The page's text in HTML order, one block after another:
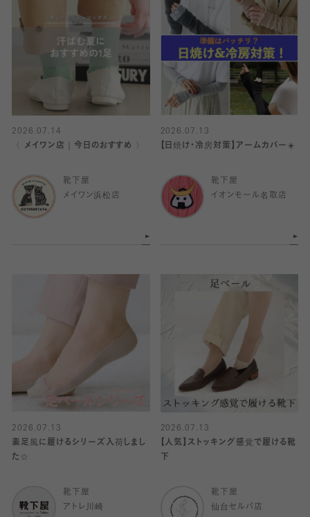
2026.07.14
〈 メイワン店｜今日のおすすめ 〉
靴下屋
メイワン浜松店
2026.07.13
【日焼け・冷房対策】アームカバー☀️
靴下屋
イオンモール名取店
2026.07.13
素足風に履けるシリーズ入荷しまし
た☆
靴下屋
アトレ川崎
2026.07.13
【人気】ストッキング感覚で履ける靴
下
靴下屋
仙台セルバ店